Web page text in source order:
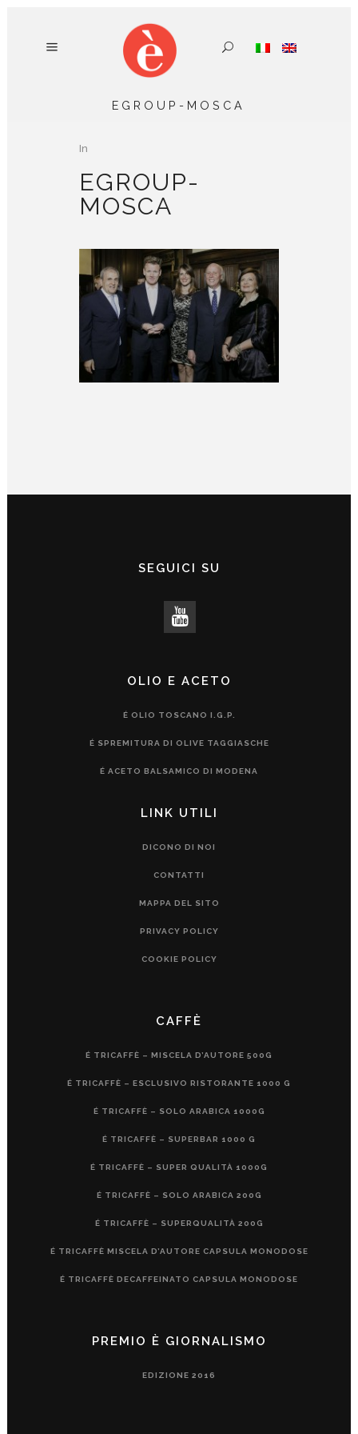
EGROUP-MOSCA
In
EGROUP-
MOSCA
SEGUICI SU
OLIO E ACETO
É OLIO TOSCANO I.G.P.
É SPREMITURA DI OLIVE TAGGIASCHE
É ACETO BALSAMICO DI MODENA
LINK UTILI
DICONO DI NOI
CONTATTI
MAPPA DEL SITO
PRIVACY POLICY
COOKIE POLICY
CAFFÈ
É TRICAFFÈ – MISCELA D’AUTORE 500G
É TRICAFFÈ – ESCLUSIVO RISTORANTE 1000 G
É TRICAFFÈ – SOLO ARABICA 1000G
É TRICAFFÈ – SUPERBAR 1000 G
É TRICAFFÈ – SUPER QUALITÀ 1000G
É TRICAFFÈ – SOLO ARABICA 200G
É TRICAFFÈ – SUPERQUALITÀ 200G
É TRICAFFÈ MISCELA D’AUTORE CAPSULA MONODOSE
É TRICAFFÈ DECAFFEINATO CAPSULA MONODOSE
PREMIO È GIORNALISMO
EDIZIONE 2016